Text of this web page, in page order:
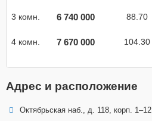
3 комн. 6 740 000 88.70
4 комн. 7 670 000 104.30
Адрес и расположение
Октябрьская наб., д. 118, корп. 1–12